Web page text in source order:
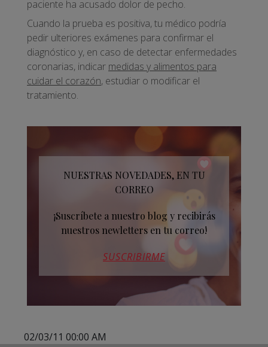
paciente ha acusado dolor de pecho.
Cuando la prueba es positiva, tu médico podría
pedir ulteriores exámenes para confirmar el
diagnóstico y, en caso de detectar enfermedades
coronarias, indicar medidas y alimentos para
cuidar el corazón, estudiar o modificar el
tratamiento.
NUESTRAS NOVEDADES, EN TU
CORREO
¡Suscríbete a nuestro blog y recibirás
nuestros newletters en tu correo!
SUSCRIBIRME
02/03/11 00:00 AM